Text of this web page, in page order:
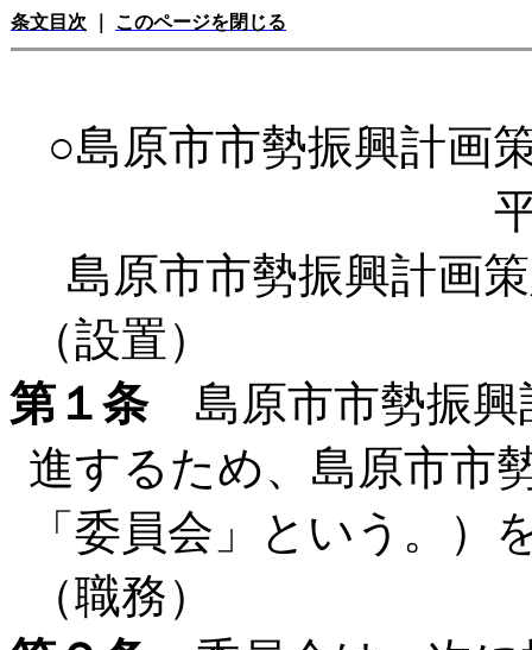
条文目次 このページを閉じる
○島原市市勢振興計画
島原市市勢振興計画
（設置）
第１条島原市市勢振興
進するため、島原市市
「委員会」という。）
（職務）